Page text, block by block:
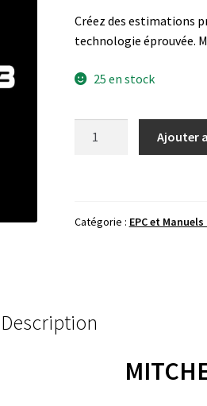
Créez des estimations
technologie éprouvée.
25 en stock
Ajouter
Catégorie : EPC et
Description